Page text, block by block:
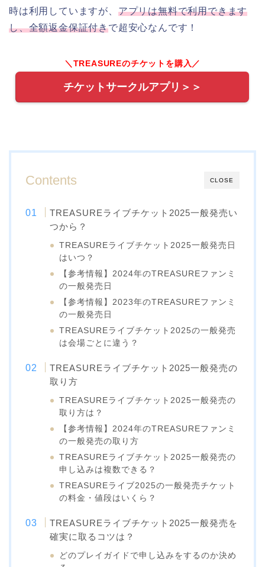
時は利用していますが、 アプリは無料で利用できます
し、全額返金保証付きで超安心なんです！
＼TREASUREのチケットを購入／
チケットサークルアプリ＞＞
CLOSE
Contents
TREASUREライブチケット2025一般発売い
つから？
TREASUREライブチケット2025一般発売日
はいつ？
【参考情報】2024年のTREASUREファンミ
の一般発売日
【参考情報】2023年のTREASUREファンミ
の一般発売日
TREASUREライブチケット2025の一般発売
は会場ごとに違う？
TREASUREライブチケット2025一般発売の
取り方
TREASUREライブチケット2025一般発売の
取り方は？
【参考情報】2024年のTREASUREファンミ
の一般発売の取り方
TREASUREライブチケット2025一般発売の
申し込みは複数できる？
TREASUREライブ2025の一般発売チケット
の料金・値段はいくら？
TREASUREライブチケット2025一般発売を
確実に取るコツは？
どのプレイガイドで申し込みをするのか決め